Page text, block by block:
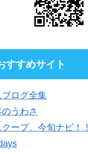
すすめサイト
ログ全集
うわさ
ープ、今旬ナビ！！